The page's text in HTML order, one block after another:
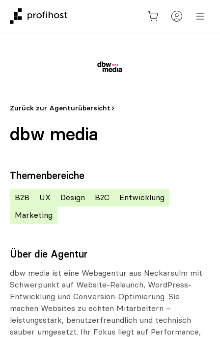
Zurück zur Agenturübersicht
dbw media
Themenbereiche
B2B UX Design B2C Entwicklung
Marketing
Über die Agentur
dbw media ist eine Webagentur aus Neckarsulm mit
Schwerpunkt auf Website-Relaunch, WordPress-
Entwicklung und Conversion-Optimierung. Sie
machen Websites zu echten Mitarbeitern –
leistungsstark, benutzerfreundlich und technisch
sauber umgesetzt. Ihr Fokus liegt auf Performance,